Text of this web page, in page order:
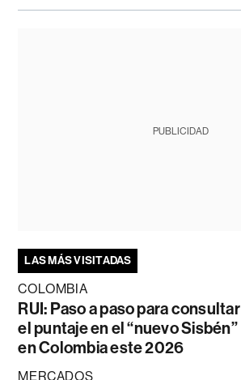
PUBLICIDAD
LAS MÁS VISITADAS
COLOMBIA
RUI: Paso a paso para consultar
el puntaje en el “nuevo Sisbén”
en Colombia este 2026
MERCADOS